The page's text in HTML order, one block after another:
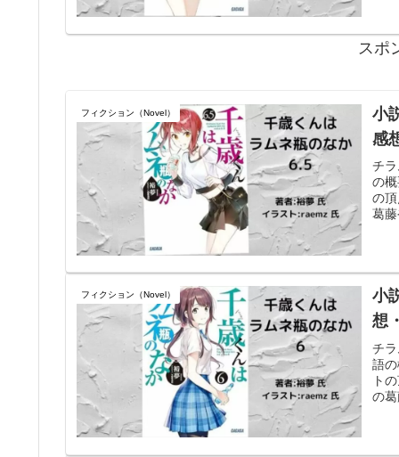
スポ
フィクション（Novel）
小
感
チ
の
の
葛
フィクション（Novel）
小
想
チ
語
ト
の